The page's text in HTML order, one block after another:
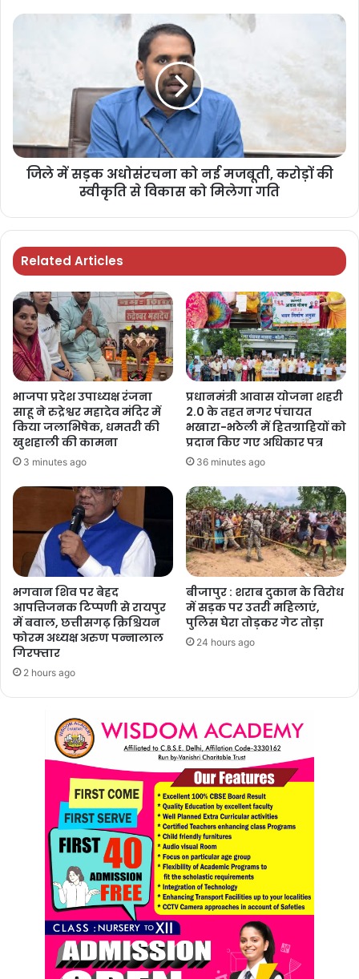
जिले में सड़क अधोसंरचना को नई मजबूती, करोड़ों की
स्वीकृति से विकास को मिलेगा गति
Related Articles
भाजपा प्रदेश उपाध्यक्ष रंजना
साहू ने रुद्रेश्वर महादेव मंदिर में
किया जलाभिषेक, धमतरी की
खुशहाली की कामना
3 minutes ago
प्रधानमंत्री आवास योजना शहरी
2.0 के तहत नगर पंचायत
भखारा-भठेली में हितग्राहियों को
प्रदान किए गए अधिकार पत्र
36 minutes ago
भगवान शिव पर बेहद
आपत्तिजनक टिप्पणी से रायपुर
में बवाल, छत्तीसगढ़ क्रिश्चियन
फोरम अध्यक्ष अरुण पन्नालाल
गिरफ्तार
2 hours ago
बीजापुर : शराब दुकान के विरोध
में सड़क पर उतरी महिलाएं,
पुलिस घेरा तोड़कर गेट तोड़ा
24 hours ago